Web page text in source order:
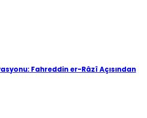
Fahreddin er-Râzî Açısından